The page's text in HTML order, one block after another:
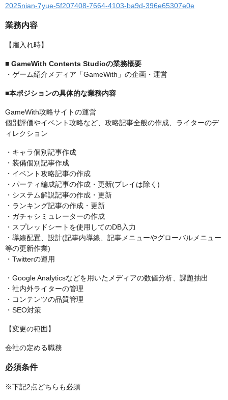
2025nian-7yue-5f207408-7664-4103-ba9d-396e65307e0e
業務内容
【雇入れ時】
■ GameWith Contents Studioの業務概要
・ゲーム紹介メディア「GameWith」の企画・運営
■本ポジションの具体的な業務内容
GameWith攻略サイトの運営
個別評価やイベント攻略など、攻略記事全般の作成、ライターのデ
ィレクション
・キャラ個別記事作成
・装備個別記事作成
・イベント攻略記事の作成
・パーティ編成記事の作成・更新(プレイは除く)
・システム解説記事の作成・更新
・ランキング記事の作成・更新
・ガチャシミュレーターの作成
・スプレッドシートを使用してのDB入力
・導線配置、設計(記事内導線、記事メニューやグローバルメニュー
等の更新作業)
・Twitterの運用
・Google Analyticsなどを用いたメディアの数値分析、課題抽出
・社内外ライターの管理
・コンテンツの品質管理
・SEO対策
【変更の範囲】
会社の定める職務
必須条件
※下記2点どちらも必須